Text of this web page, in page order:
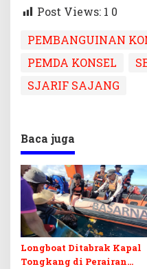
Post Views: 1 0
PEMBANGUINAN
PEMDA KONSEL
SJARIF SAJANG
Baca juga
Longboat Ditabrak Kapal
Tongkang di Perairan